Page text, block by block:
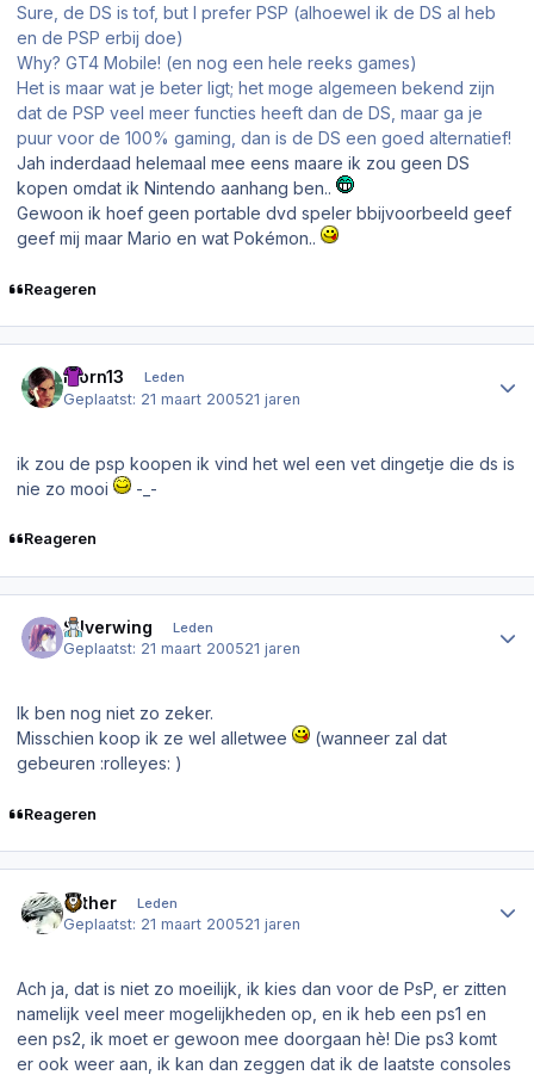
Sure, de DS is tof, but I prefer PSP (alhoewel ik de DS al heb
en de PSP erbij doe)
Why? GT4 Mobile! (en nog een hele reeks games)
Het is maar wat je beter ligt; het moge algemeen bekend zijn
dat de PSP veel meer functies heeft dan de DS, maar ga je
puur voor de 100% gaming, dan is de DS een goed alternatief!
Jah inderdaad helemaal mee eens maare ik zou geen DS
kopen omdat ik Nintendo aanhang ben..
Gewoon ik hoef geen portable dvd speler bbijvoorbeeld geef
geef mij maar Mario en wat Pokémon..
Reageren
bjorn13 Leden
Geplaatst: 21 maart 200521 jaren
ik zou de psp koopen ik vind het wel een vet dingetje die ds is
nie zo mooi
-_-
Reageren
Silverwing Leden
Geplaatst: 21 maart 200521 jaren
Ik ben nog niet zo zeker.
Misschien koop ik ze wel alletwee
(wanneer zal dat
gebeuren :rolleyes: )
Reageren
Esther Leden
Geplaatst: 21 maart 200521 jaren
Ach ja, dat is niet zo moeilijk, ik kies dan voor de PsP, er zitten
namelijk veel meer mogelijkheden op, en ik heb een ps1 en
een ps2, ik moet er gewoon mee doorgaan hè! Die ps3 komt
er ook weer aan, ik kan dan zeggen dat ik de laatste consoles